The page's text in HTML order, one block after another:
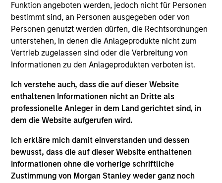
Funktion angeboten werden, jedoch nicht für Personen
bestimmt sind, an Personen ausgegeben oder von
Personen genutzt werden dürfen, die Rechtsordnungen
unterstehen, in denen die Anlageprodukte nicht zum
Vertrieb zugelassen sind oder die Verbreitung von
Informationen zu den Anlageprodukten verboten ist.
Ich verstehe auch, dass die auf dieser Website
enthaltenen Informationen nicht an Dritte als
professionelle Anleger in dem Land gerichtet sind, in
dem die Website aufgerufen wird.
Ich erkläre mich damit einverstanden und dessen
bewusst, dass die auf dieser Website enthaltenen
Informationen ohne die vorherige schriftliche
Zustimmung von Morgan Stanley weder ganz noch
Anlageansatz
Der Fonds wird in erster Linie in Green Bonds
investieren, einschließlich der globalen
Wertpapiere von Unternehmen, Staaten und
festverzinslichen Anlageklassen. Das Anlageteam
integriert die Berücksichtigung von
Nachhaltigkeitsthemen und ESG-Fragen in ihre
Darüber hinaus kann der Anlageberater die
Unternehmensleitung in Bezug auf die
Governance-Praktiken des Unternehmens und die